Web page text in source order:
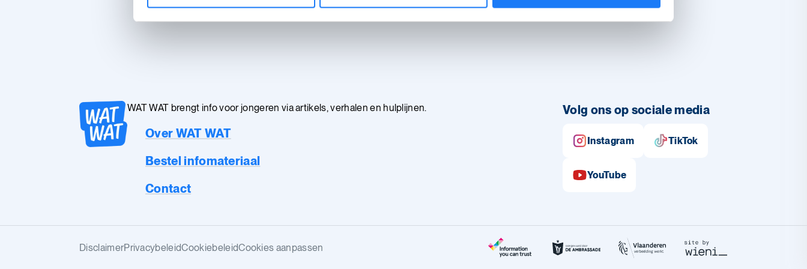
WAT WAT brengt info voor jongeren via artikels, verhalen en hulplijnen.
Over WAT WAT
Bestel infomateriaal
Contact
Volg ons op sociale media
Instagram TikTok
YouTube
DisclaimerPrivacybeleidCookiebeleidCookies aanpassen